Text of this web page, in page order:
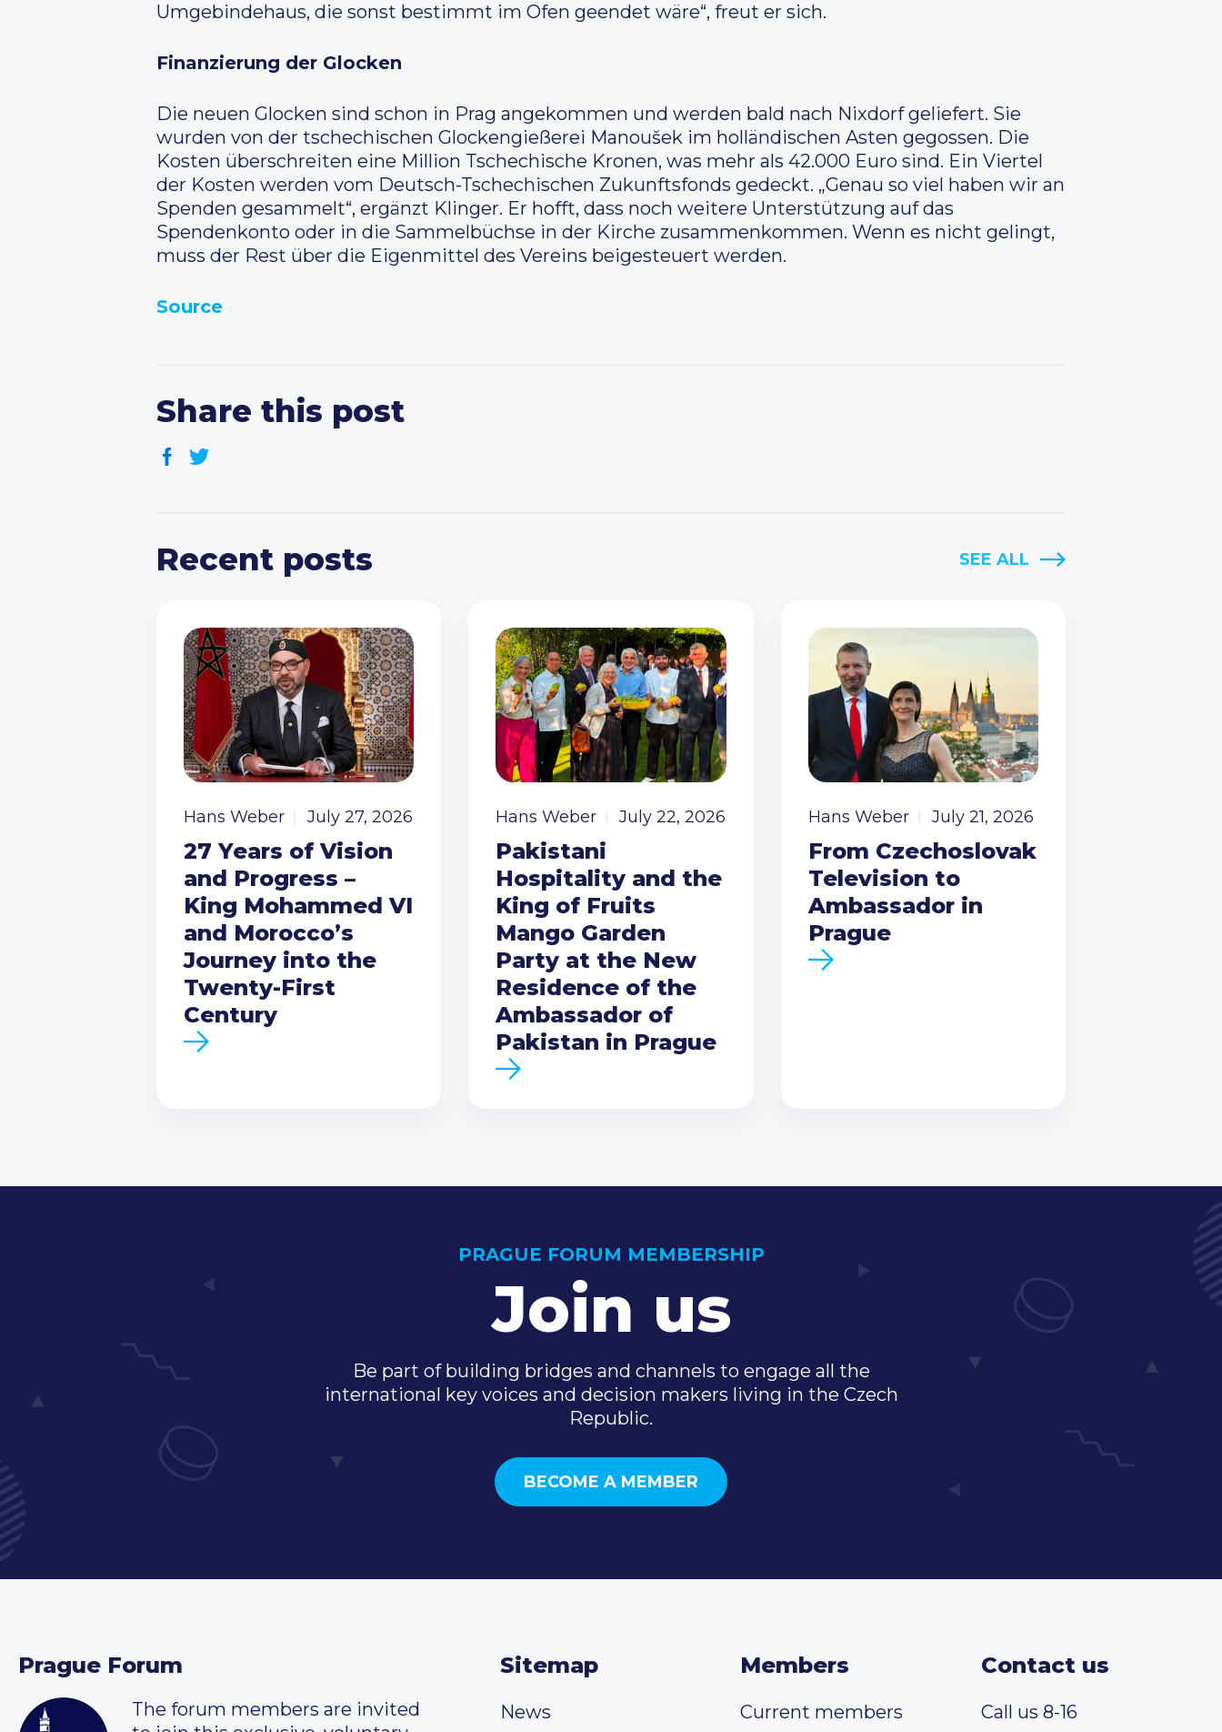
Umgebindehaus, die sonst bestimmt im Ofen geendet wäre“, freut er sich.
Finanzierung der Glocken
Die neuen Glocken sind schon in Prag angekommen und werden bald nach Nixdorf geliefert. Sie
wurden von der tschechischen Glockengießerei Manoušek im holländischen Asten gegossen. Die
Kosten überschreiten eine Million Tschechische Kronen, was mehr als 42.000 Euro sind. Ein Viertel
der Kosten werden vom Deutsch-Tschechischen Zukunftsfonds gedeckt. „Genau so viel haben wir an
Spenden gesammelt“, ergänzt Klinger. Er hofft, dass noch weitere Unterstützung auf das
Spendenkonto oder in die Sammelbüchse in der Kirche zusammenkommen. Wenn es nicht gelingt,
muss der Rest über die Eigenmittel des Vereins beigesteuert werden.
Source
Share this post
Recent posts SEE ALL
Hans Weber July 27, 2026
27 Years of Vision
and Progress –
King Mohammed VI
and Morocco’s
Journey into the
Twenty-First
Century
Hans Weber July 22, 2026
Pakistani
Hospitality and the
King of Fruits
Mango Garden
Party at the New
Residence of the
Ambassador of
Pakistan in Prague
Hans Weber July 21, 2026
From Czechoslovak
Television to
Ambassador in
Prague
PRAGUE FORUM MEMBERSHIP
Join us
Be part of building bridges and channels to engage all the
international key voices and decision makers living in the Czech
Republic.
BECOME A MEMBER
Prague Forum
The forum members are invited
Sitemap
News
Members
Current members
Contact us
Call us 8-16